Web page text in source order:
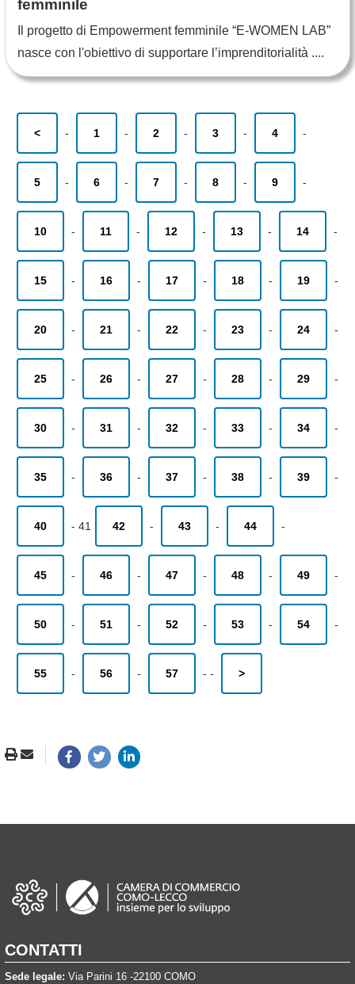
femminile
Il progetto di Empowerment femminile “E-WOMEN LAB”
nasce con l'obiettivo di supportare l’imprenditorialità ....
< - 1 - 2 - 3 - 4 -
5 - 6 - 7 - 8 - 9 -
10 - 11 - 12 - 13 - 14 -
15 - 16 - 17 - 18 - 19 -
20 - 21 - 22 - 23 - 24 -
25 - 26 - 27 - 28 - 29 -
30 - 31 - 32 - 33 - 34 -
35 - 36 - 37 - 38 - 39 -
40 - 41 42 - 43 - 44 -
45 - 46 - 47 - 48 - 49 -
50 - 51 - 52 - 53 - 54 -
55 - 56 - 57 - - >
CONTATTI
Sede legale: Via Parini 16 -22100 COMO